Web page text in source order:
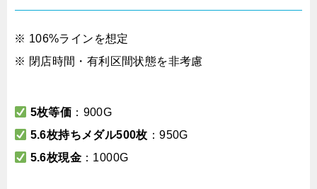
※ 106%ラインを想定
※ 閉店時間・有利区間状態を非考慮
5枚等価 ：900G
5.6枚持ちメダル500枚 ：950G
5.6枚現金 ：1000G